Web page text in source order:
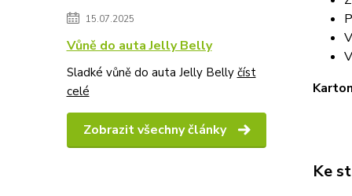
15.07.2025
Vůně do auta Jelly Belly
Sladké vůně do auta Jelly Belly číst
celé
Zobrazit všechny články
Ke